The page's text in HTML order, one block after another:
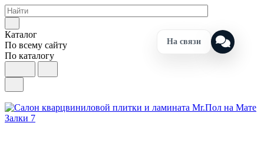
Каталог
По всему сайту
По каталогу
На связи